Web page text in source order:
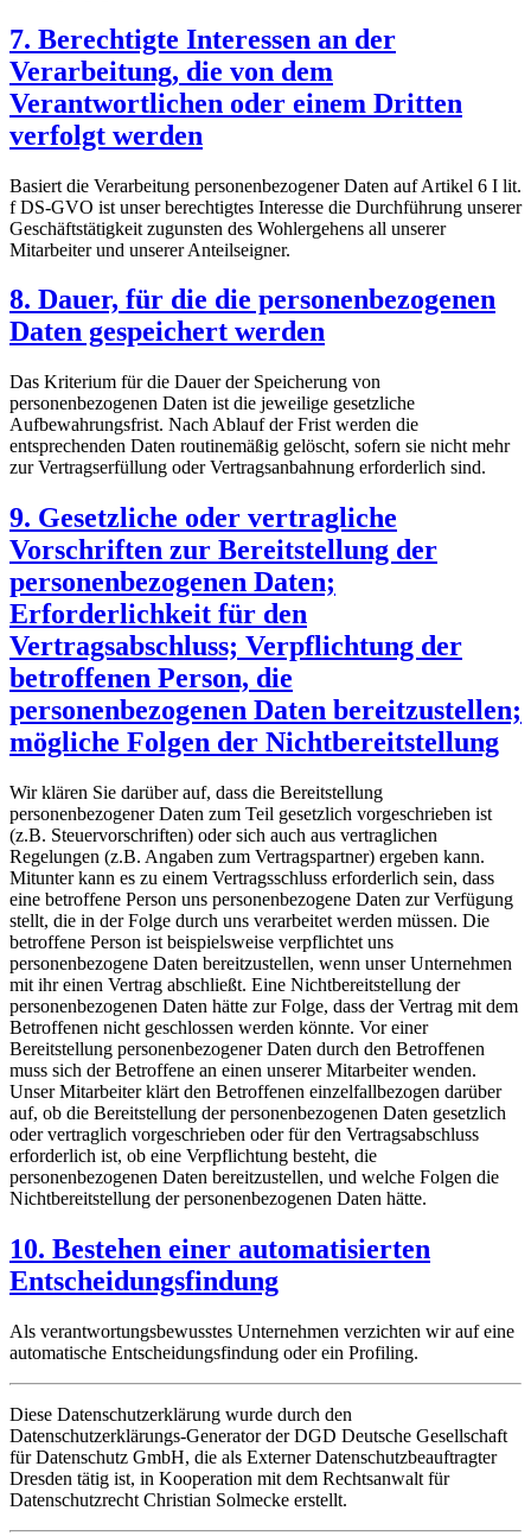
7. Berechtigte Interessen an der
Verarbeitung, die von dem
Verantwortlichen oder einem Dritten
verfolgt werden
Basiert die Verarbeitung personenbezogener Daten auf Artikel 6 I lit.
f DS-GVO ist unser berechtigtes Interesse die Durchführung unserer
Geschäftstätigkeit zugunsten des Wohlergehens all unserer
Mitarbeiter und unserer Anteilseigner.
8. Dauer, für die die personenbezogenen
Daten gespeichert werden
Das Kriterium für die Dauer der Speicherung von
personenbezogenen Daten ist die jeweilige gesetzliche
Aufbewahrungsfrist. Nach Ablauf der Frist werden die
entsprechenden Daten routinemäßig gelöscht, sofern sie nicht mehr
zur Vertragserfüllung oder Vertragsanbahnung erforderlich sind.
9. Gesetzliche oder vertragliche
Vorschriften zur Bereitstellung der
personenbezogenen Daten;
Erforderlichkeit für den
Vertragsabschluss; Verpflichtung der
betroffenen Person, die
personenbezogenen Daten bereitzustellen;
mögliche Folgen der Nichtbereitstellung
Wir klären Sie darüber auf, dass die Bereitstellung
personenbezogener Daten zum Teil gesetzlich vorgeschrieben ist
(z.B. Steuervorschriften) oder sich auch aus vertraglichen
Regelungen (z.B. Angaben zum Vertragspartner) ergeben kann.
Mitunter kann es zu einem Vertragsschluss erforderlich sein, dass
eine betroffene Person uns personenbezogene Daten zur Verfügung
stellt, die in der Folge durch uns verarbeitet werden müssen. Die
betroffene Person ist beispielsweise verpflichtet uns
personenbezogene Daten bereitzustellen, wenn unser Unternehmen
mit ihr einen Vertrag abschließt. Eine Nichtbereitstellung der
personenbezogenen Daten hätte zur Folge, dass der Vertrag mit dem
Betroffenen nicht geschlossen werden könnte. Vor einer
Bereitstellung personenbezogener Daten durch den Betroffenen
muss sich der Betroffene an einen unserer Mitarbeiter wenden.
Unser Mitarbeiter klärt den Betroffenen einzelfallbezogen darüber
auf, ob die Bereitstellung der personenbezogenen Daten gesetzlich
oder vertraglich vorgeschrieben oder für den Vertragsabschluss
erforderlich ist, ob eine Verpflichtung besteht, die
personenbezogenen Daten bereitzustellen, und welche Folgen die
Nichtbereitstellung der personenbezogenen Daten hätte.
10. Bestehen einer automatisierten
Entscheidungsfindung
Als verantwortungsbewusstes Unternehmen verzichten wir auf eine
automatische Entscheidungsfindung oder ein Profiling.
Diese Datenschutzerklärung wurde durch den
Datenschutzerklärungs-Generator der DGD Deutsche Gesellschaft
für Datenschutz GmbH, die als Externer Datenschutzbeauftragter
Dresden tätig ist, in Kooperation mit dem Rechtsanwalt für
Datenschutzrecht Christian Solmecke erstellt.